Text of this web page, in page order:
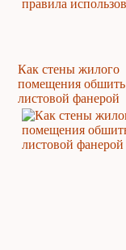
Как стены жилого
помещения обшить
листовой фанерой